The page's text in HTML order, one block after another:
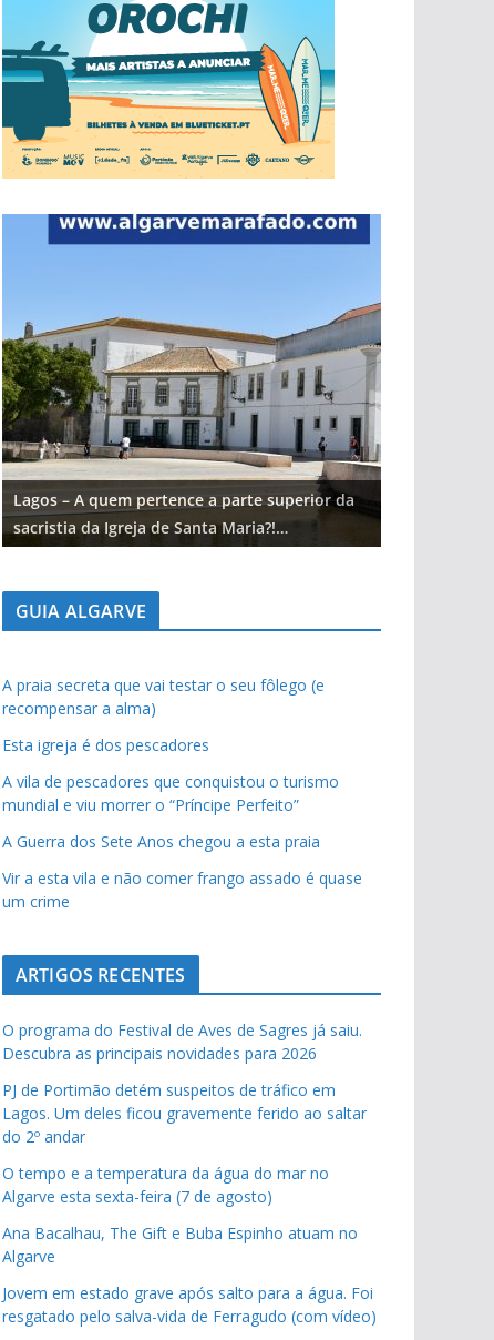
Lagos – A quem pertence a parte superior da
sacristia da Igreja de Santa Maria?!…
GUIA ALGARVE
A praia secreta que vai testar o seu fôlego (e
recompensar a alma)
Esta igreja é dos pescadores
A vila de pescadores que conquistou o turismo
mundial e viu morrer o “Príncipe Perfeito”
A Guerra dos Sete Anos chegou a esta praia
Vir a esta vila e não comer frango assado é quase
um crime
ARTIGOS RECENTES
O programa do Festival de Aves de Sagres já saiu.
Descubra as principais novidades para 2026
PJ de Portimão detém suspeitos de tráfico em
Lagos. Um deles ficou gravemente ferido ao saltar
do 2º andar
O tempo e a temperatura da água do mar no
Algarve esta sexta-feira (7 de agosto)
Ana Bacalhau, The Gift e Buba Espinho atuam no
Algarve
Jovem em estado grave após salto para a água. Foi
resgatado pelo salva-vida de Ferragudo (com vídeo)